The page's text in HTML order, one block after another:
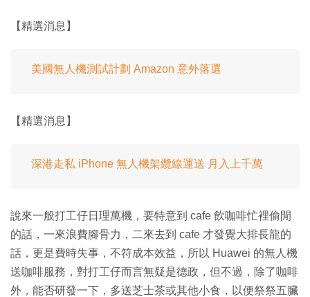
【精選消息】
美國無人機測試計劃 Amazon 意外落選
【精選消息】
深港走私 iPhone 無人機架纜線運送 月入上千萬
說來一般打工仔日理萬機，要特意到 cafe 飲咖啡忙裡偷閒
的話，一來浪費腳骨力，二來去到 cafe 才發覺大排長龍的
話，更是費時失事，不符成本效益，所以 Huawei 的無人機
送咖啡服務，對打工仔而言無疑是德政，但不過，除了咖啡
外，能否研發一下，多送芝士茶或其他小食，以便祭祭五臟